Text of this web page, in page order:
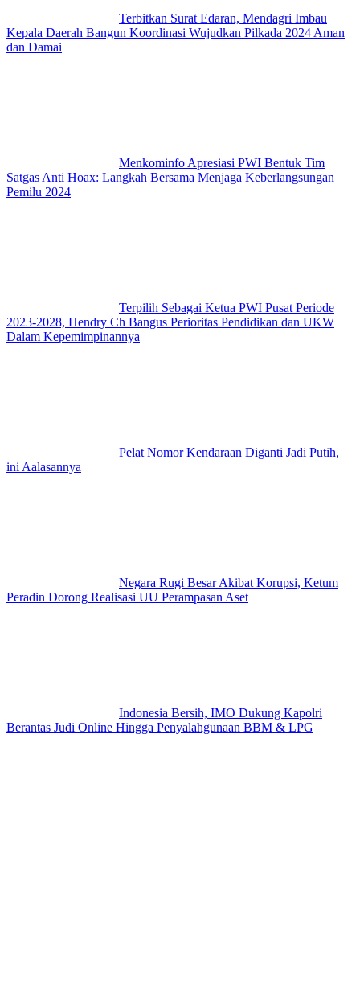
Terbitkan Surat Edaran, Mendagri Imbau
Kepala Daerah Bangun Koordinasi Wujudkan Pilkada 2024 Aman
dan Damai
Menkominfo Apresiasi PWI Bentuk Tim
Satgas Anti Hoax: Langkah Bersama Menjaga Keberlangsungan
Pemilu 2024
Terpilih Sebagai Ketua PWI Pusat Periode
2023-2028, Hendry Ch Bangus Perioritas Pendidikan dan UKW
Dalam Kepemimpinannya
Pelat Nomor Kendaraan Diganti Jadi Putih,
ini Aalasannya
Negara Rugi Besar Akibat Korupsi, Ketum
Peradin Dorong Realisasi UU Perampasan Aset
Indonesia Bersih, IMO Dukung Kapolri
Berantas Judi Online Hingga Penyalahgunaan BBM & LPG